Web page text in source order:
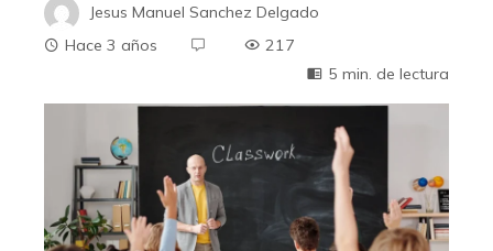
Jesus Manuel Sanchez Delgado
Hace 3 años
217
5 min. de lectura